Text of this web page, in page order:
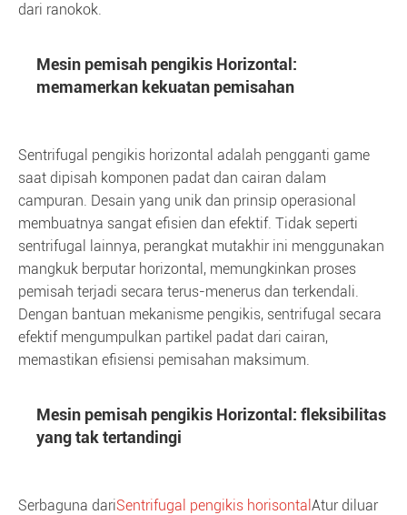
dari ranokok.
Mesin pemisah pengikis Horizontal:
memamerkan kekuatan pemisahan
Sentrifugal pengikis horizontal adalah pengganti game
saat dipisah komponen padat dan cairan dalam
campuran. Desain yang unik dan prinsip operasional
membuatnya sangat efisien dan efektif. Tidak seperti
sentrifugal lainnya, perangkat mutakhir ini menggunakan
mangkuk berputar horizontal, memungkinkan proses
pemisah terjadi secara terus-menerus dan terkendali.
Dengan bantuan mekanisme pengikis, sentrifugal secara
efektif mengumpulkan partikel padat dari cairan,
memastikan efisiensi pemisahan maksimum.
Mesin pemisah pengikis Horizontal: fleksibilitas
yang tak tertandingi
Serbaguna dariSentrifugal pengikis horisontal Atur diluar